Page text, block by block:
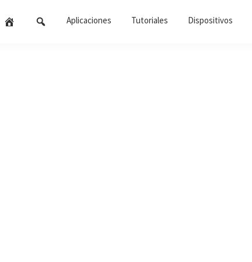
Aplicaciones Tutoriales Dispositivos